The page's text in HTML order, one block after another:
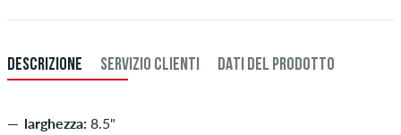
DESCRIZIONE SERVIZIO CLIENTI DATI DEL PRODOTTO
larghezza: 8.5"